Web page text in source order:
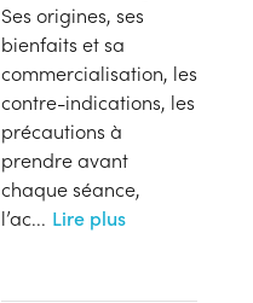
Ses origines, ses
bienfaits et sa
commercialisation, les
contre-indications, les
précautions à
prendre avant
chaque séance,
l’ac... Lire plus